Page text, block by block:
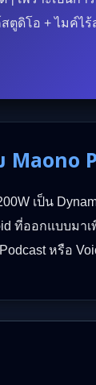
ตูดิโอ + ไมค์ไร้
Maono
เป็น
ที่ออกแบบมาเ
หรือ